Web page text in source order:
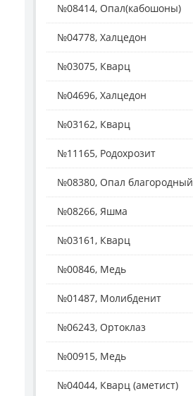
№08414, Опал(кабошоны)
№04778, Халцедон
№03075, Кварц
№04696, Халцедон
№03162, Кварц
№11165, Родохрозит
№08380, Опал благородный
№08266, Яшма
№03161, Кварц
№00846, Медь
№01487, Молибденит
№06243, Ортоклаз
№00915, Медь
№04044, Кварц (аметист)